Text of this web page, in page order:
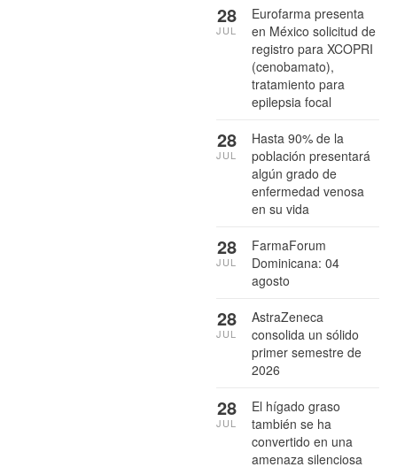
Eurofarma presenta
en México solicitud de
registro para XCOPRI
(cenobamato),
tratamiento para
epilepsia focal
28
JUL
Hasta 90% de la
población presentará
algún grado de
enfermedad venosa
en su vida
28
JUL
FarmaForum
Dominicana: 04
agosto
28
JUL
AstraZeneca
consolida un sólido
primer semestre de
2026
28
JUL
El hígado graso
también se ha
convertido en una
amenaza silenciosa
28
JUL